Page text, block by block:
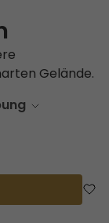
Gelände.